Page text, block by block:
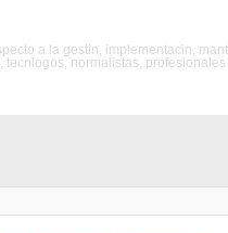
a la gestin, implementacin,
normalistas,